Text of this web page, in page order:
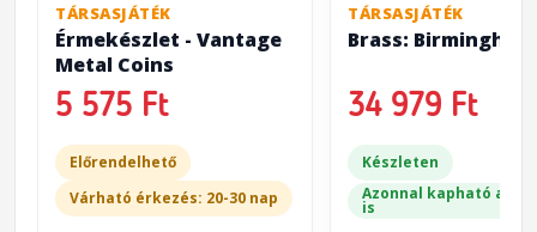
TÁRSASJÁTÉK
Érmekészlet - Vantage
Metal Coins
5 575 Ft
Előrendelhető
Várható érkezés: 20-30 nap
TÁRSASJÁTÉK
Brass: Birmingham
34 979 Ft
Készleten
Azonnal kapható a
is